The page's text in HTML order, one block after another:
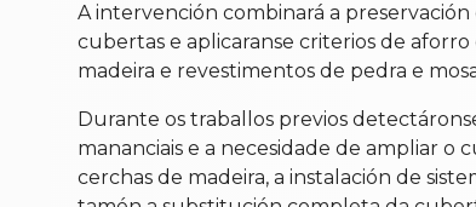
A intervención combinará a
cubertas e aplicaranse criterios de
madeira e revestimentos de pedra e
Durante os traballos previos
mananciais e a necesidade de ampliar
cerchas de madeira, a instalación de